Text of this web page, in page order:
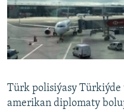
Türk polisiýasy Türkiýde
amerikan diplomaty